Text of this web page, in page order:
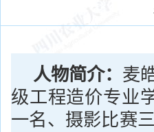
人物简介： 麦
级工程造价专业
一名、摄影比赛